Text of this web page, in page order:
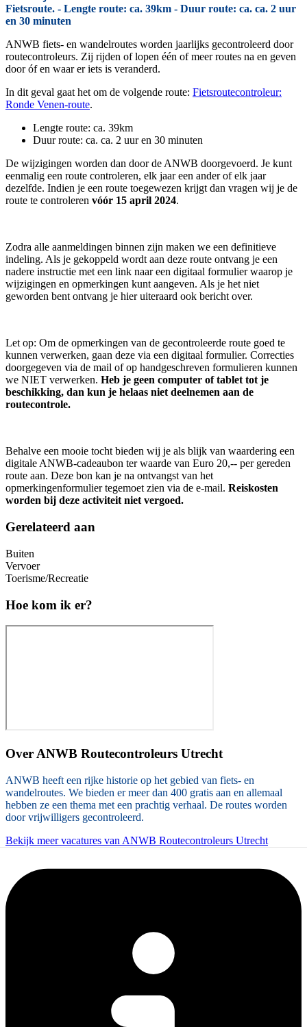
Fietsroute. - Lengte route: ca. 39km - Duur route: ca. ca. 2 uur
en 30 minuten
ANWB fiets- en wandelroutes worden jaarlijks gecontroleerd door
routecontroleurs. Zij rijden of lopen één of meer routes na en geven
door óf en waar er iets is veranderd.
In dit geval gaat het om de volgende route: Fietsroutecontroleur:
Ronde Venen-route.
Lengte route: ca. 39km
Duur route: ca. ca. 2 uur en 30 minuten
De wijzigingen worden dan door de ANWB doorgevoerd. Je kunt
eenmalig een route controleren, elk jaar een ander of elk jaar
dezelfde. Indien je een route toegewezen krijgt dan vragen wij je de
route te controleren vóór 15 april 2024.
Zodra alle aanmeldingen binnen zijn maken we een definitieve
indeling. Als je gekoppeld wordt aan deze route ontvang je een
nadere instructie met een link naar een digitaal formulier waarop je
wijzigingen en opmerkingen kunt aangeven. Als je het niet
geworden bent ontvang je hier uiteraard ook bericht over.
Let op: Om de opmerkingen van de gecontroleerde route goed te
kunnen verwerken, gaan deze via een digitaal formulier. Correcties
doorgegeven via de mail of op handgeschreven formulieren kunnen
we NIET verwerken. Heb je geen computer of tablet tot je
beschikking, dan kun je helaas niet deelnemen aan de
routecontrole.
Behalve een mooie tocht bieden wij je als blijk van waardering een
digitale ANWB-cadeaubon ter waarde van Euro 20,-- per gereden
route aan. Deze bon kan je na ontvangst van het
opmerkingenformulier tegemoet zien via de e-mail. Reiskosten
worden bij deze activiteit niet vergoed.
Gerelateerd aan
Buiten
Vervoer
Toerisme/Recreatie
Hoe kom ik er?
Over ANWB Routecontroleurs Utrecht
ANWB heeft een rijke historie op het gebied van fiets- en
wandelroutes. We bieden er meer dan 400 gratis aan en allemaal
hebben ze een thema met een prachtig verhaal. De routes worden
door vrijwilligers gecontroleerd.
Bekijk meer vacatures van ANWB Routecontroleurs Utrecht